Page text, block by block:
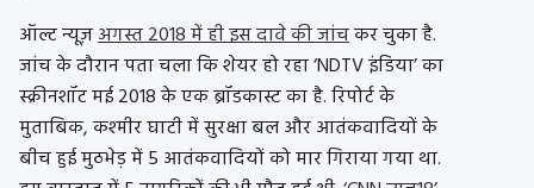
ऑल्ट न्यूज़अगस्त 2018 में ही इस दावे की जांचकर चुका है.
जांच के दौरान पता चला कि शेयर हो रहा ‘NDTV इंडिया’ का
स्क्रीनशॉट मई 2018 के एक ब्रॉडकास्ट का है. रिपोर्ट के
मुताबिक, कश्मीर घाटी में सुरक्षा बल और आतंकवादियों के
बीच हुई मुठभेड़ में 5 आतंकवादियों को मार गिराया गया था.